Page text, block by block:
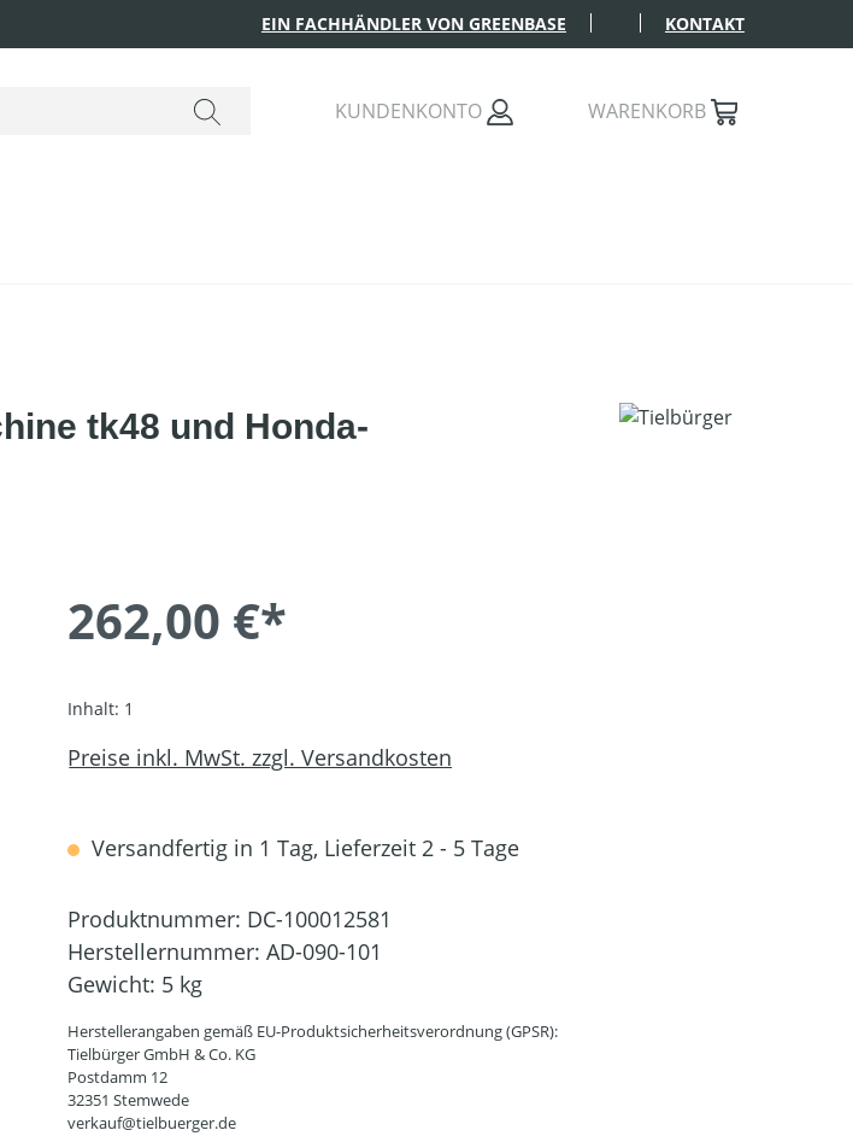
EIN FACHHÄNDLER VON GREENBASE KONTAKT
KUNDENKONTO WARENKORB
tk48 und Honda-
262,00 €*
Inhalt: 1
Preise inkl. MwSt. zzgl. Versandkosten
Versandfertig in 1 Tag, Lieferzeit 2 - 5 Tage
Produktnummer: DC-100012581
Herstellernummer: AD-090-101
Gewicht: 5 kg
Herstellerangaben gemäß EU-Produktsicherheitsverordnung (GPSR):
Tielbürger GmbH & Co. KG
Postdamm 12
32351 Stemwede
verkauf@tielbuerger.de